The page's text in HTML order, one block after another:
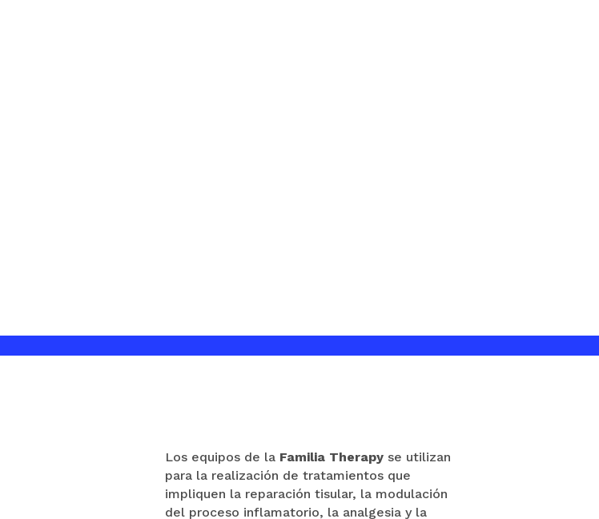
Los equipos de la Familia Therapyse utilizan
para la realización de tratamientos que
impliquen la reparación tisular, la modulación
del proceso inflamatorio, la analgesia y la